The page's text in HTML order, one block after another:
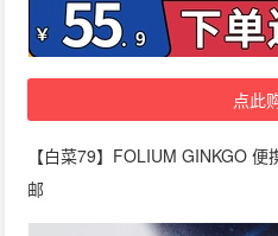
点此
【白菜79】FOLIUM GINKGO
邮